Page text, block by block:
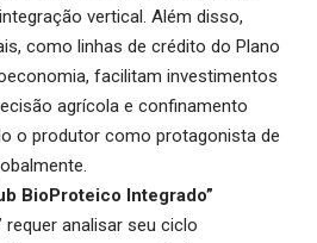
vertical. Além disso,
como linhas de crédito do Plano
facilitam investimentos
agrícola e confinamento
o produtor como protagonista de
BioProteico Integrado”
requer analisar seu ciclo